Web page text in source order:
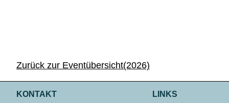
Zurück zur Eventübersicht(2026)
KONTAKT LINKS